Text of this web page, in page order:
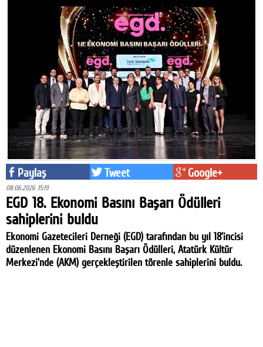
Paylaş Tweet Google+
08.06.2026 15:19
EGD 18. Ekonomi Basını Başarı Ödülleri
sahiplerini buldu
Ekonomi Gazetecileri Derneği (EGD) tarafından bu yıl 18’incisi
düzenlenen Ekonomi Basını Başarı Ödülleri, Atatürk Kültür
Merkezi’nde (AKM) gerçekleştirilen törenle sahiplerini buldu.